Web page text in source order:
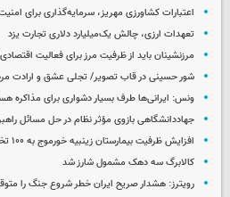
اعتبارات کشاورزی مهریز، سرمایه‌گذاری برای
تعهدات ارزی، چالش یک‌میلیارد دلاری تجارت یزد
مرزنشینان باید از ظرفیت مرز برای فعالیت
شور حسینی در قاب تصویر/ تجلی عشق و ارادت
ونس: ایرانی‌ها طرف بسیار دشواری برای مذاکره
جهاددانشگاهی بازوی مؤثر نظام در حل مسائل
افزایش ظرفیت بیمارستان زینبیه خورموج به ۱۰۰ تخت
کالابرگ سه دهک مشمول شارز شد
رویترز: هشدار صریح ایران خطر شروع جنگ را